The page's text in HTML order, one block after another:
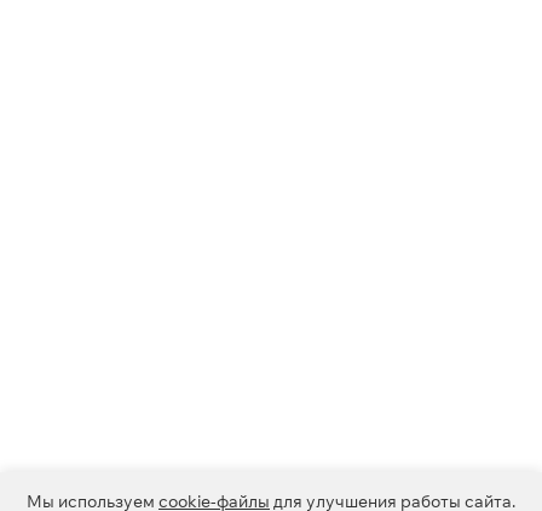
Мы используем cookie-файлы для улучшения работы сайта.